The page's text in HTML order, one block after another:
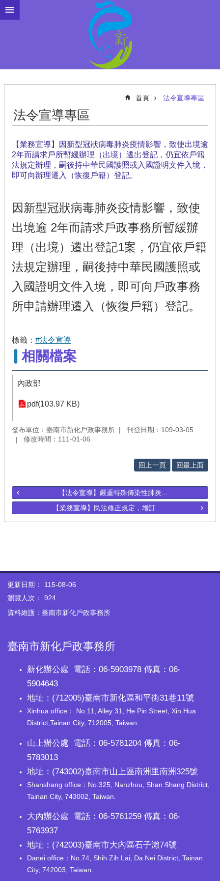
跳到主要內容區塊
首頁 法令宣導專區
法令宣導專區
【業務宣導】因新型冠狀病毒肺炎疫情影響，致使出境逾
2年而請求戶所暫緩辦理（出境）遷出登記，仍宜依戶籍
法規定辦理，嗣後持中華民國護照或入國證明文件入境，
即可向辦理遷入（恢復戶籍）登記。
因新型冠狀病毒肺炎疫情影響，致使
出境逾 2年而請求戶政事務所暫緩辦
理（出境）遷出登記1案，仍宜依戶籍
法規定辦理，嗣後持中華民國護照或
入國證明文件入境，即可向戶政事務
所申請辦理遷入（恢復戶籍）登記。
標籤： #法令宣導
相關檔案
內政部
pdf(103.97 KB)
發布單位：臺南市新化戶政事務所
刊登日期：109-03-05
修改時間：111-01-06
回上一頁 回最上面
【法令宣導】嚴重特殊傳染性肺炎...
【業務宣導】民法修正規定，增訂...
更新日期：
115-08-06
瀏覽人次：
924
資料維護：臺南市新化戶政事務所
臺南市新化戶政事務所
新化辦公處 電話：06-5903978 傳真：06-
5904643
地址：(712005)臺南市新化區和平街31巷11號
Xinhua office： No.11, Alley 31, He Pin Street, Xin Hua
District,Tainan City, 712005, Taiwan.
山上辦公處 電話：06-5781204 傳真：06-
5783013
地址：(743002)臺南市山上區南洲里南洲325號
Shanshang office：No.325, Nanzhou, Shan Shang District,
Tainan City, 743002, Taiwan.
大內辦公處 電話：06-5761259 傳真：06-
5763937
地址：(742003)臺南市大內區石子瀨74號
Danei office：No.74, Shih Zih Lai, Da Nei District, Tainan
City, 742003, Taiwan.